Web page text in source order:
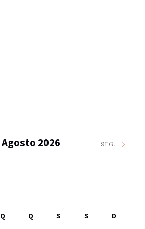
Agosto 2026 SEG.
Q Q S S D